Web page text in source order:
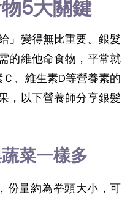
5大關鍵
」變得無比重要。銀髮
的維他命食物，平常就
、維生素D等營養素的
，以下營養師分享銀髮
菜一樣多
份量約為拳頭大小，可